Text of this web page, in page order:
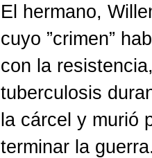
El hermano,
cuyo ”crimen”
con la
tuberculosis
la cárcel y murió
terminar la